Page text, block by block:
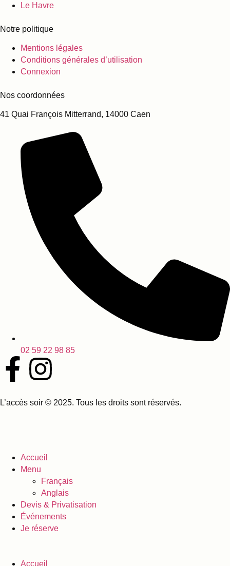
Le Havre
Notre politique
Mentions légales
Conditions générales d’utilisation
Connexion
Nos coordonnées
41 Quai François Mitterrand, 14000 Caen
02 59 22 98 85
L’accès soir © 2025. Tous les droits sont réservés.
Accueil
Menu
Français
Anglais
Devis & Privatisation
Événements
Je réserve
Accueil